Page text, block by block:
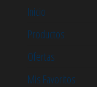
Inicio
Productos
Ofertas
Mis Favoritos